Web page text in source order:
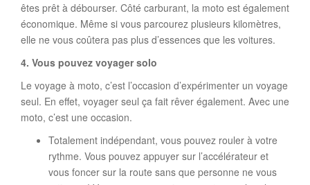
êtes prêt à débourser. Côté carburant, la moto est également
économique. Même si vous parcourez plusieurs kilomètres,
elle ne vous coûtera pas plus d’essences que les voitures.
4. Vous pouvez voyager solo
Le voyage à moto, c’est l’occasion d’expérimenter un voyage
seul. En effet, voyager seul ça fait rêver également. Avec une
moto, c’est une occasion.
Totalement indépendant, vous pouvez rouler à votre
rythme. Vous pouvez appuyer sur l’accélérateur et
vous foncer sur la route sans que personne ne vous